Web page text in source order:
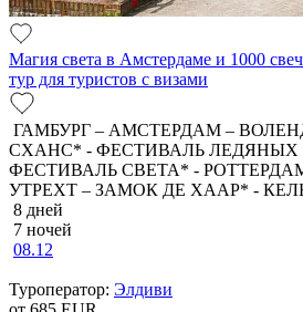
Магия света в Амстердаме и 1000
тур для туристов с визами
ГАМБУРГ – АМСТЕРДАМ –
СХАНС* - ФЕСТИВАЛЬ ЛЕДЯНЫХ
ФЕСТИВАЛЬ СВЕТА* -
УТРЕХТ – ЗАМОК ДЕ ХААР* -
8 дней
7 ночей
08.12
Туроператор: Элдиви